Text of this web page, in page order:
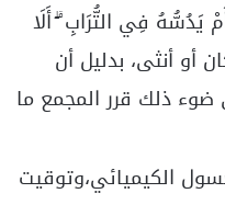
يَدُسُّهُ فِي التُّرَابِ ۗ أَلَا
ذكرًا كان أو أنثى، بدليل أن
ضوء ذلك قرر المجمع ما
الكيميائي،وتوقيت